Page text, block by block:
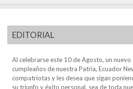
EDITORIAL
Al celebrarse este 10 de Agosto, un
cumpleaños de nuestra Patria, Ecuador
compatriotas y les desea que sigan
su triunfo y éxito personal, sea de toda